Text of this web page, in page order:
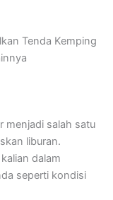
Tenda Kemping
menjadi salah satu
liburan.
dalam
seperti kondisi